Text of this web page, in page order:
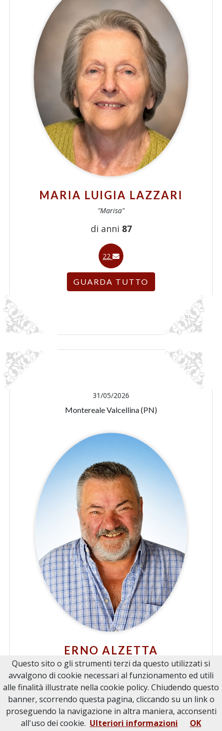
MARIA LUIGIA LAZZARI
"Marisa"
di anni 87
22
GUARDA TUTTO
31/05/2026
Montereale Valcellina (PN)
ERNO ALZETTA
di anni71
GUARDA TUTTO
Questo sito o gli strumenti terzi da questo utilizzati si
avvalgono di cookie necessari al funzionamento ed utili
alle finalità illustrate nella cookie policy. Chiudendo questo
banner, scorrendo questa pagina, cliccando su un link o
proseguendo la navigazione in altra maniera, acconsenti
all'uso dei cookie. Ulteriori informazioni OK